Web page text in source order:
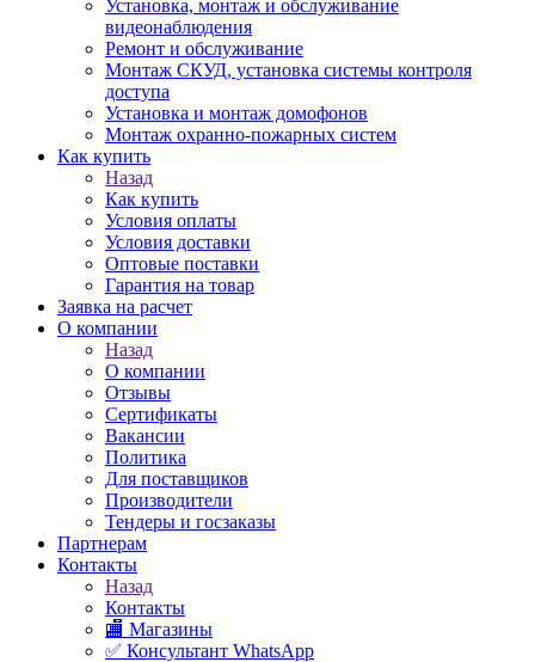
Установка, монтаж и обслуживание
видеонаблюдения
Ремонт и обслуживание
Монтаж СКУД, установка системы контроля
доступа
Установка и монтаж домофонов
Монтаж охранно-пожарных систем
Как купить
Назад
Как купить
Условия оплаты
Условия доставки
Оптовые поставки
Гарантия на товар
Заявка на расчет
О компании
Назад
О компании
Отзывы
Сертификаты
Вакансии
Политика
Для поставщиков
Производители
Тендеры и госзаказы
Партнерам
Контакты
Назад
Контакты
🏬 Магазины
✅️ Консультант WhatsApp